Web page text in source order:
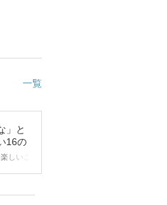
一覧
」と
16の
しいこ